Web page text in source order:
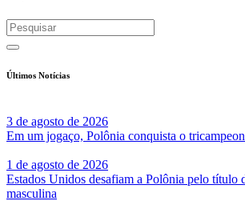
Últimos Notícias
3 de agosto de 2026
Em um jogaço, Polônia conquista o
1 de agosto de 2026
Estados Unidos desafiam a Polônia pelo título
masculina